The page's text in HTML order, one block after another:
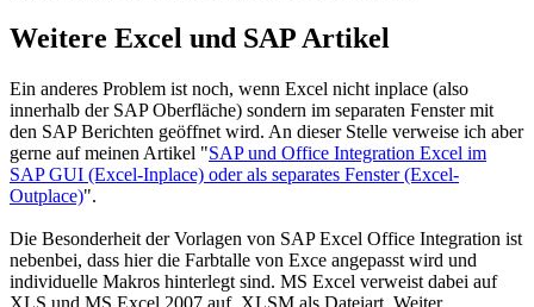
Weitere Excel und SAP Artikel
Ein anderes Problem ist noch, wenn Excel nicht inplace (also
innerhalb der SAP Oberfläche) sondern im separaten Fenster mit
den SAP Berichten geöffnet wird. An dieser Stelle verweise ich aber
gerne auf meinen Artikel "SAP und Office Integration Excel im
SAP GUI (Excel-Inplace) oder als separates Fenster (Excel-
Outplace)".
Die Besonderheit der Vorlagen von SAP Excel Office Integration ist
nebenbei, dass hier die Farbtalle von Exce angepasst wird und
individuelle Makros hinterlegt sind. MS Excel verweist dabei auf
XLS und MS Excel 2007 auf XLSM als Dateiart. Weiter